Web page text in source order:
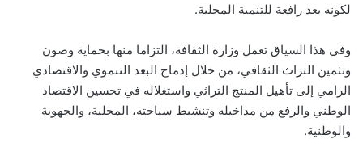
لكونه يعد رافعة للتنمية المحلية.
وفي هذا السياق تعمل وزارة الثقافة، التزاما منها بحماية وصون
وتثمين التراث الثقافي، من خلال إدماج البعد التنموي والاقتصادي
الرامي إلى تأهيل المنتج التراثي واستغلاله في تحسين الاقتصاد
الوطني والرفع من مداخيله وتنشيط سياحته، المحلية، والجهوية
والوطنية.